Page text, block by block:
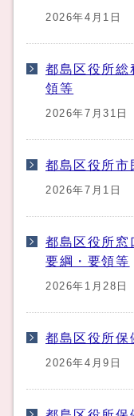
2026年4月1日
都島区役所総
領等
2026年7月31日
都島区役所市
2026年7月1日
都島区役所窓
要綱・要領等
2026年1月28日
都島区役所保
2026年4月9日